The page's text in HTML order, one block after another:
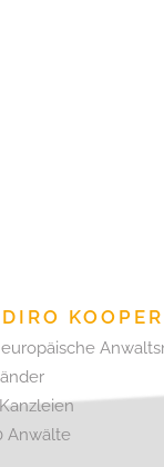
europäische
Anwälte